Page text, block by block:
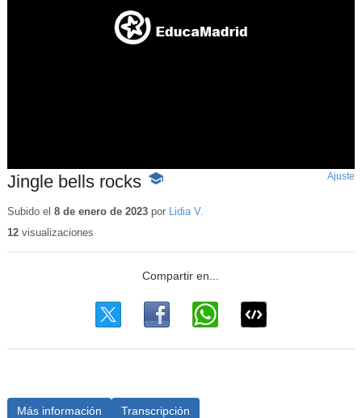
Jingle bells rocks -
educativo
Ajuste
Subido el 8 de enero de 2023por
Lidia V.
12visualizaciones
Más información Transcripción